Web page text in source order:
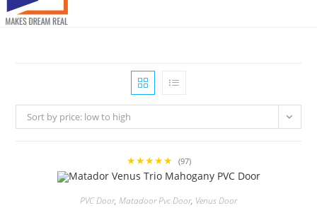
Sort by price: low to high
★★★★★ (97)
PVC Door, Matadoor Pvc Door, Venus Door